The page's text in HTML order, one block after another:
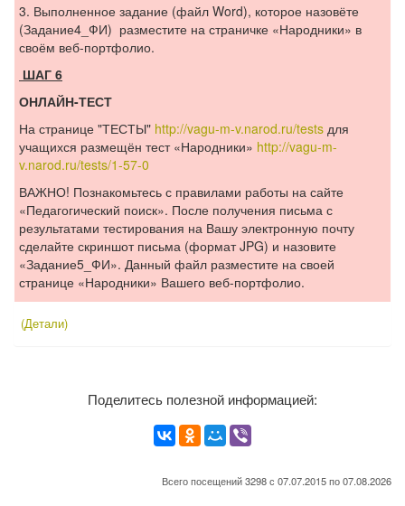
3. Выполненное задание (файл Word), которое назовёте
(Задание4_ФИ) разместите на страничке «Народники» в
своём веб-портфолио.
ШАГ 6
ОНЛАЙН-ТЕСТ
На странице "ТЕСТЫ" http://vagu-m-v.narod.ru/tests для
учащихся размещён тест «Народники» http://vagu-m-
v.narod.ru/tests/1-57-0
ВАЖНО! Познакомьтесь с правилами работы на сайте
«Педагогический поиск». После получения письма с
результатами тестирования на Вашу электронную почту
сделайте скриншот письма (формат JPG) и назовите
«Задание5_ФИ». Данный файл разместите на своей
странице «Народники» Вашего веб-портфолио.
(Детали)
Поделитесь полезной информацией:
Всего посещений 3298 с 07.07.2015 по 07.08.2026